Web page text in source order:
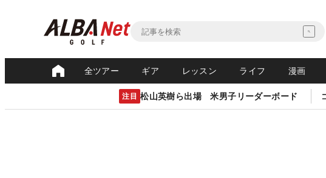
全ツアー ギア レッスン ライフ 漫画
注目 松山英樹ら出場 米男子リーダーボード